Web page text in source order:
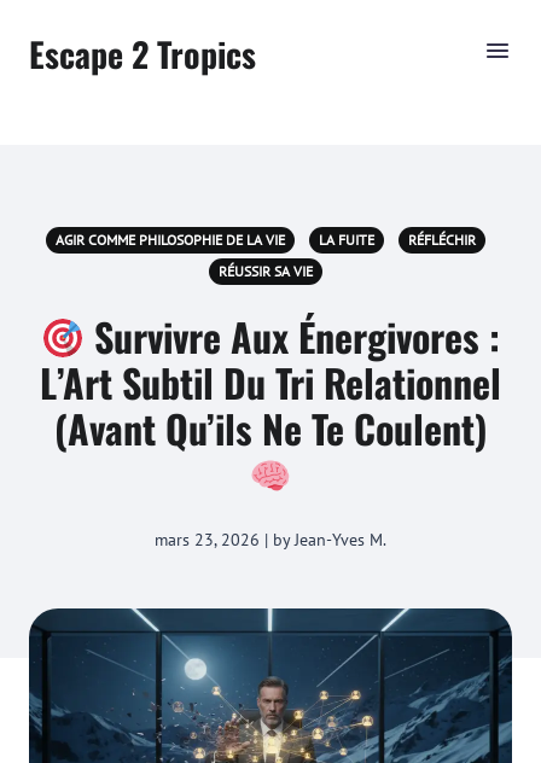
Escape 2 Tropics
AGIR COMME PHILOSOPHIE DE LA VIE LA FUITE
RÉFLÉCHIR
RÉUSSIR SA VIE
Survivre Aux Énergivores :
L’Art Subtil Du Tri Relationnel
(Avant Qu’ils Ne Te Coulent)
mars 23, 2026 | by Jean-Yves M.